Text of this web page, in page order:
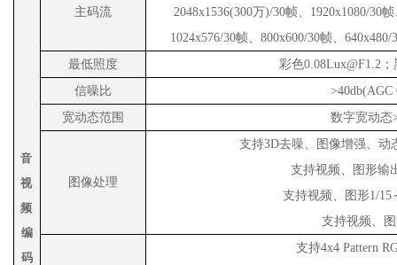
音
视
频
编
码
主码流
2048x1536(300万)/30帧、 1920x1080/30
1024x576/30帧、800x600/30帧、
最低照度
彩色0.08Lux@F1.2；
信噪比
>40db(AGC
宽动态范围
数字宽动态
图像处理
支持3D去噪、 图 像增强、 动
支持视频、 图 形输
支持视频、 图 形1/15
支持视频、 图
支持4x4 Pattern